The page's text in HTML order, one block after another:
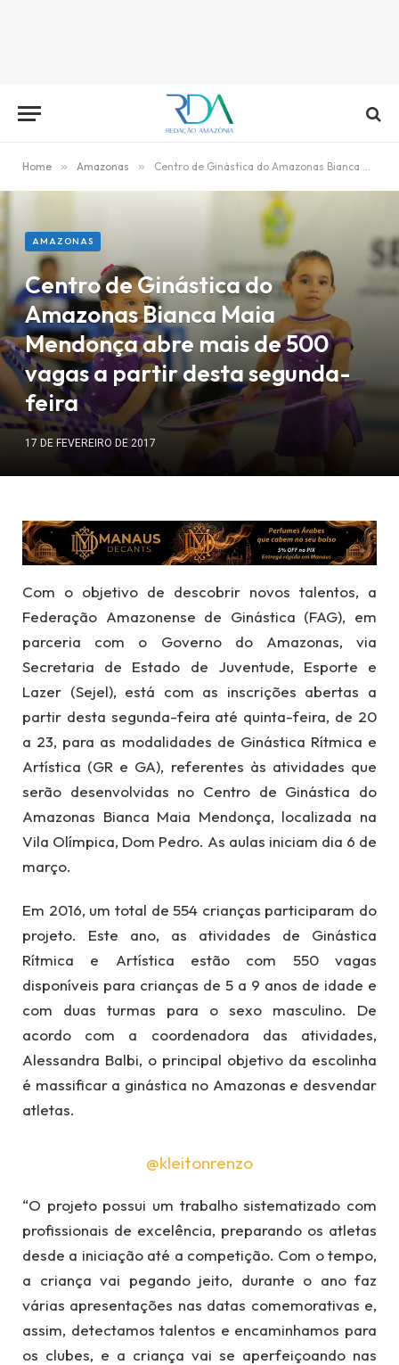
Home » Amazonas » Centro de Ginástica do Amazonas Bianca Maia Mendonça abre mais de 500 vagas a partir desta segunda-feira
AMAZONAS
Centro de Ginástica do
Amazonas Bianca Maia
Mendonça abre mais de 500
vagas a partir desta segunda-
feira
17 DE FEVEREIRO DE 2017
Com o objetivo de descobrir novos talentos, a
Federação Amazonense de Ginástica (FAG), em
parceria com o Governo do Amazonas, via
Secretaria de Estado de Juventude, Esporte e
Lazer (Sejel), está com as inscrições abertas a
partir desta segunda-feira até quinta-feira, de 20
a 23, para as modalidades de Ginástica Rítmica e
Artística (GR e GA), referentes às atividades que
serão desenvolvidas no Centro de Ginástica do
Amazonas Bianca Maia Mendonça, localizada na
Vila Olímpica, Dom Pedro. As aulas iniciam dia 6 de
março.
Em 2016, um total de 554 crianças participaram do
projeto. Este ano, as atividades de Ginástica
Rítmica e Artística estão com 550 vagas
disponíveis para crianças de 5 a 9 anos de idade e
com duas turmas para o sexo masculino. De
acordo com a coordenadora das atividades,
Alessandra Balbi, o principal objetivo da escolinha
é massificar a ginástica no Amazonas e desvendar
atletas.
@kleitonrenzo
“O projeto possui um trabalho sistematizado com
profissionais de excelência, preparando os atletas
desde a iniciação até a competição. Com o tempo,
a criança vai pegando jeito, durante o ano faz
várias apresentações nas datas comemorativas e,
assim, detectamos talentos e encaminhamos para
os clubes, e a criança vai se aperfeiçoando nas